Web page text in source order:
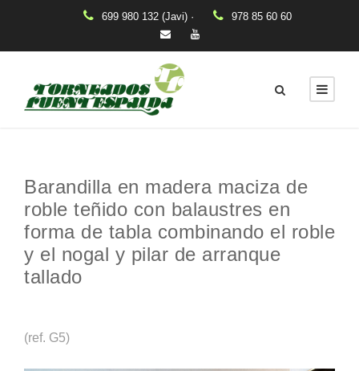
699 980 132 (Javi) · 978 85 60 60
Barandilla en madera maciza de
roble teñido con balaustres en
forma de tabla combinando el roble
y el nogal y pilar de arranque
tallado
(ref. G5)